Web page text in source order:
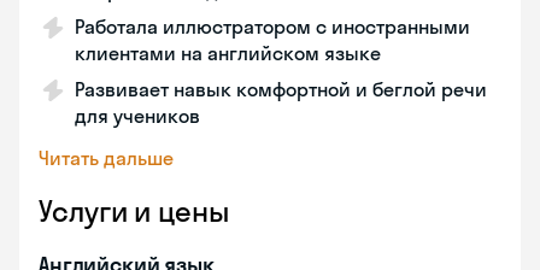
Работала иллюстратором с иностранными
клиентами на английском языке
Развивает навык комфортной и беглой речи
для учеников
Читать дальше
Услуги и цены